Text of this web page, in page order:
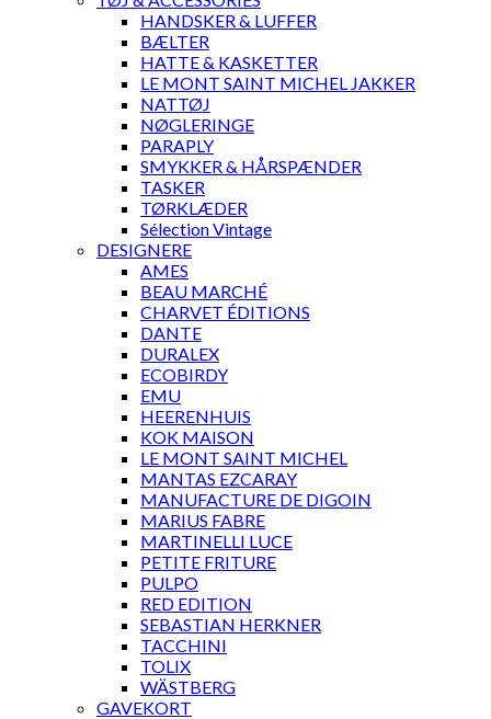
HANDSKER & LUFFER
BÆLTER
HATTE & KASKETTER
LE MONT SAINT MICHEL JAKKER
NATTØJ
NØGLERINGE
PARAPLY
SMYKKER & HÅRSPÆNDER
TASKER
TØRKLÆDER
Sélection Vintage
DESIGNERE
AMES
BEAU MARCHÉ
CHARVET ÉDITIONS
DANTE
DURALEX
ECOBIRDY
EMU
HEERENHUIS
KOK MAISON
LE MONT SAINT MICHEL
MANTAS EZCARAY
MANUFACTURE DE DIGOIN
MARIUS FABRE
MARTINELLI LUCE
PETITE FRITURE
PULPO
RED EDITION
SEBASTIAN HERKNER
TACCHINI
TOLIX
WÄSTBERG
GAVEKORT